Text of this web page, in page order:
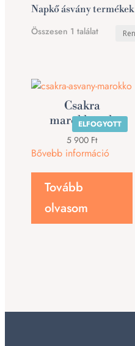
Napkő ásvány termékek
Összesen 1 találat
ELFOGYOTT
Csakra
marokkövek
5 900 Ft
Bővebb információ
Tovább
olvasom